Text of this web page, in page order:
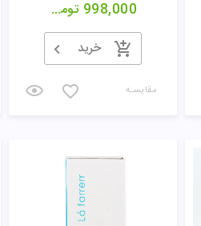
998,000 تومان
خرید
مقایسـه